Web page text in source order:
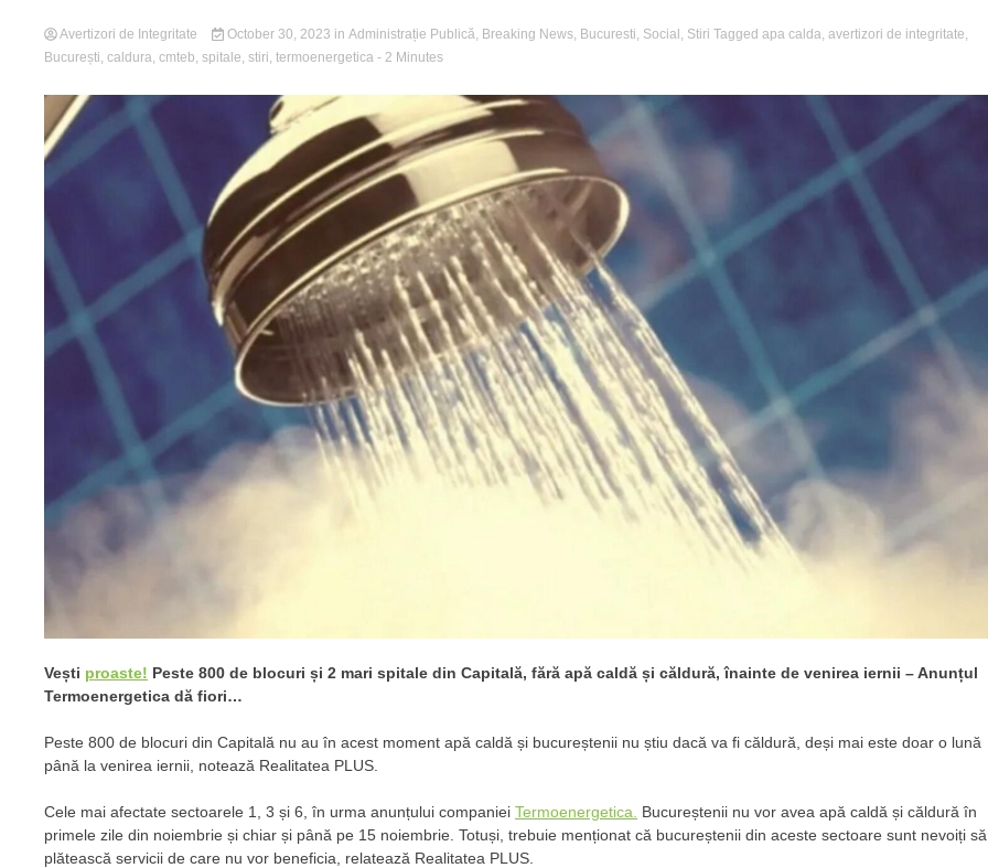
Avertizori de Integritate October 30, 2023 in Administrație Publică, Breaking News, Bucuresti, Social , Stiri Tagged apa calda, avertizori de integritate,
București, caldura, cmteb, spitale, stiri, termoenergetica - 2 Minutes
Vești proaste! Peste 800 de blocuri și 2 mari spitale din Capitală, fără apă caldă și căldură, înainte de venirea iernii – Anunțul
Termoenergetica dă fiori…
Peste 800 de blocuri din Capitală nu au în acest moment apă caldă și bucureștenii nu știu dacă va fi căldură, deși mai este doar o lună
până la venirea iernii, notează Realitatea PLUS.
Cele mai afectate sectoarele 1, 3 și 6, în urma anunțului companiei Termoenergetica.
Bucureștenii nu vor avea apă caldă și căldură în
primele zile din noiembrie și chiar și până pe 15 noiembrie. Totuși, trebuie menționat că bucureștenii din aceste sectoare sunt nevoiți să
plătească servicii de care nu vor beneficia, relatează Realitatea PLUS.